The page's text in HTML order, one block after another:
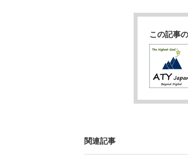
この記事
関連記事